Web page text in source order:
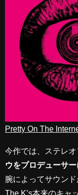
Pretty On The
今作では、ステレ
ウをプロデューサー
腕によってサウンド
The K’s本来のキャ